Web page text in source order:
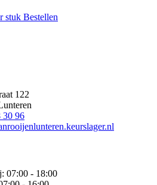
stuk Bestellen
122
30 96
07:00 - 18:00